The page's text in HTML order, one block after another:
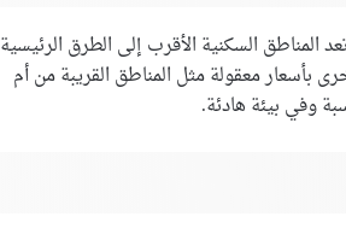
السكنية الأقرب إلى الطرق الرئيسية
بأسعار معقولة مثل المناطق القريبة من أم
وفي بيئة هادئة.